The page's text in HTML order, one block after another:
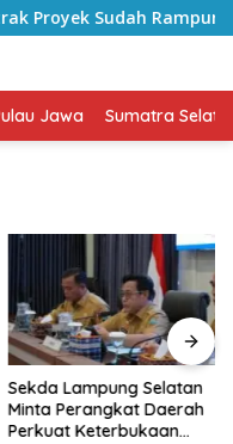
Rampung
Jawa Sumatra
Lampung Selatan
Perangkat Daerah
Keterbukaan